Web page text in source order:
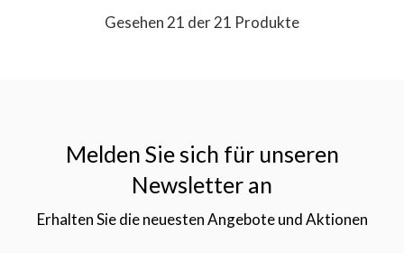
Gesehen 21 der 21 Produkte
Melden Sie sich für unseren
Newsletter an
Erhalten Sie die neuesten Angebote und Aktionen